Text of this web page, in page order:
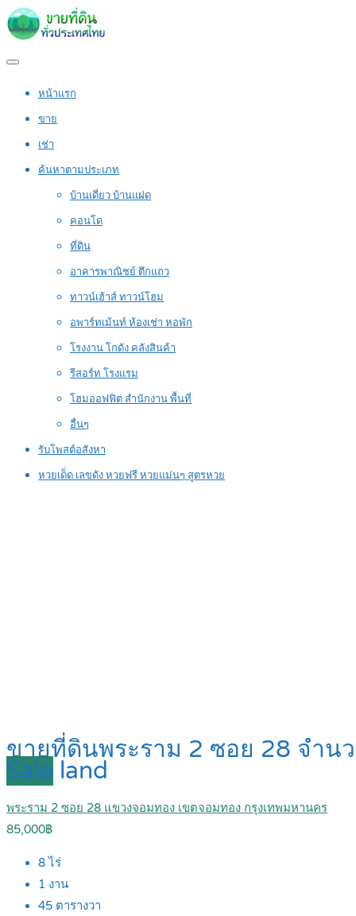
หน้าแรก
ขาย
เช่า
ค้นหาตามประเภท
บ้านเดี่ยว บ้านแฝด
คอนโด
ที่ดิน
อาคารพาณิชย์ ตึกแถว
ทาวน์เฮ้าส์ ทาวน์โฮม
อพาร์ทเม้นท์ ห้องเช่า หอพัก
โรงงาน โกดัง คลังสินค้า
รีสอร์ท โรงแรม
โฮมออฟฟิต สำนักงาน พื้นที่
อื่นๆ
รับโพสต์อสังหา
หวยเด็ด เลขดัง หวยฟรี หวยแม่นๆ สูตรหวย
ขายที่ดินพระราม 2 ซอย 28 จำน
Sale land
พระราม 2 ซอย 28 แขวงจอมทอง เขตจอมทอง กรุงเทพมหานคร
85,000฿
8ไร่
1 งาน
45 ตารางวา